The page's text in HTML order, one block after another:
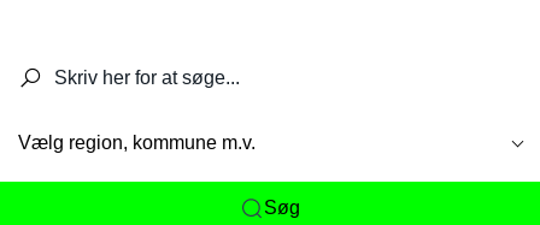
Vælg region, kommune m.v.
Søg